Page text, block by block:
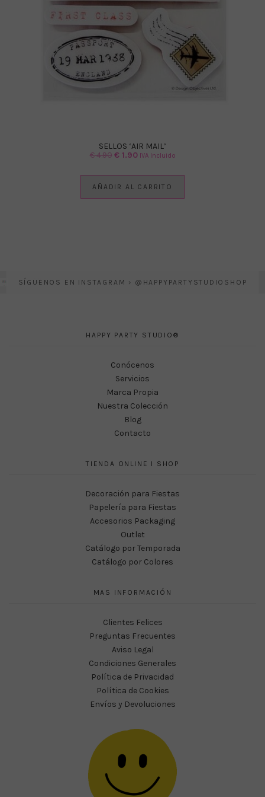
SELLOS ‘AIR MAIL’
€4.90 El
€1.90ElIVA Incluido
AÑADIR AL CARRITO
SÍGUENOS EN INSTAGRAM › @HAPPYPARTYSTUDIOSHOP
HAPPY PARTY STUDIO®
Conócenos
Servicios
Marca Propia
Nuestra Colección
Blog
Contacto
TIENDA ONLINE I SHOP
Decoración para Fiestas
Papelería para Fiestas
Accesorios Packaging
Outlet
Catálogo por Temporada
Catálogo por Colores
MAS INFORMACIÓN
Clientes Felices
Preguntas Frecuentes
Aviso Legal
Condiciones Generales
Política de Privacidad
Política de Cookies
Envíos y Devoluciones